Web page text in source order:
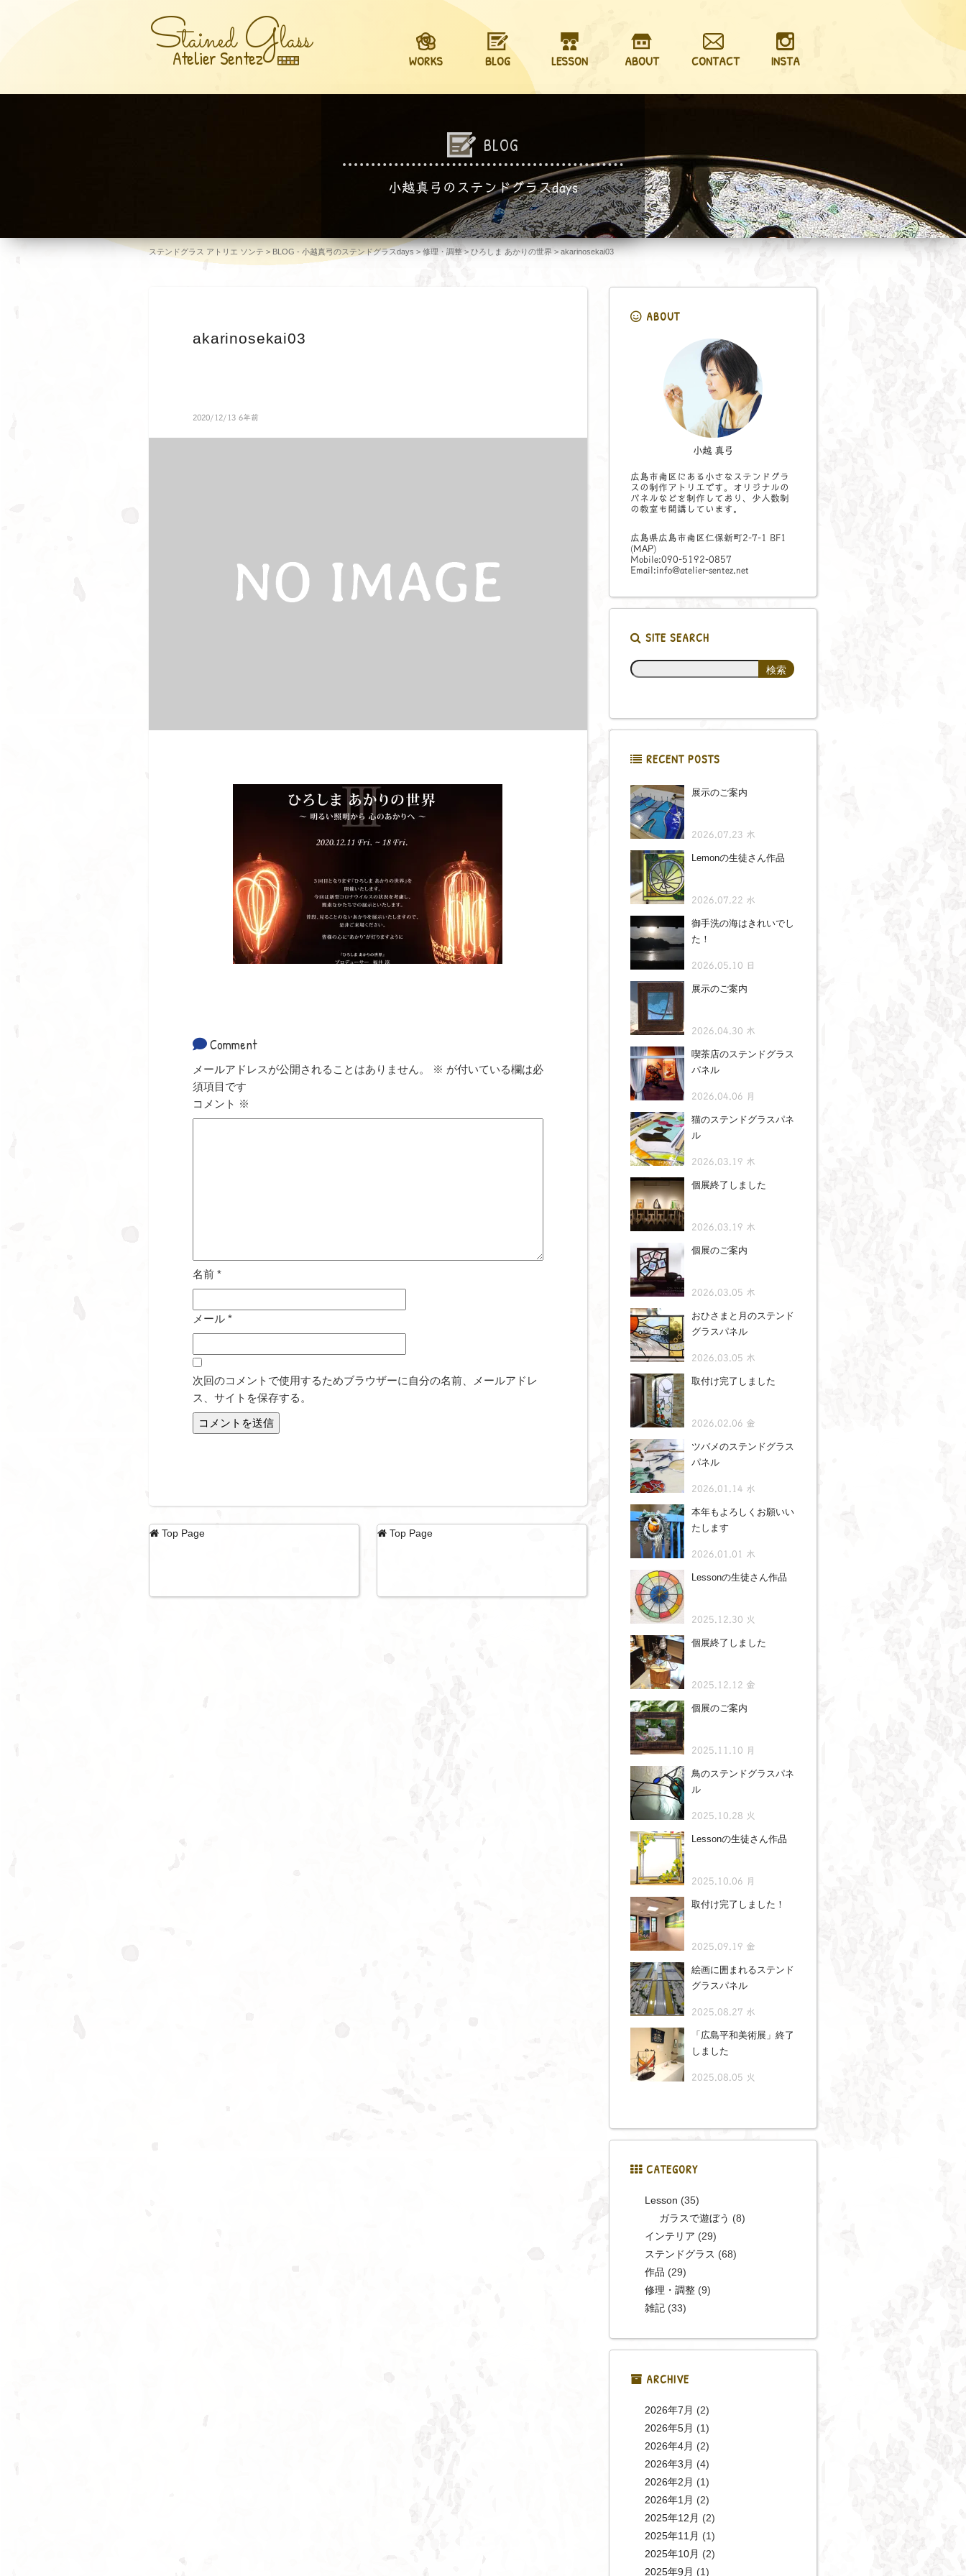
Stained Glass
Atelier Sentez WORKS BLOG LESSON ABOUT CONTACT INSTA
BLOG
小越真弓のステンドグラスdays
ステンドグラス アトリエ ソンテ > BLOG - 小越真弓のステンドグラスdays > 修理・調整> ひろしま あかりの世界>akarinosekai03
akarinosekai03
2020/12/13 6年前
Comment
メールアドレスが公開されることはありません。 ※ が付いている欄は必
須項目です
コメント ※
名前 *
メール *
次回のコメントで使用するためブラウザーに自分の名前、メールアドレ
ス、サイトを保存する。
Top Page Top Page
ABOUT
小越 真弓
広島市南区にある小さなステンドグラ
スの制作アトリエです。オリジナルの
パネルなどを制作しており、少人数制
の教室も開講しています。
広島県広島市南区仁保新町2-7-1 BF1
(MAP)
Mobile:090-5192-0857
Email:info@atelier-sentez.net
SITE SEARCH
RECENT POSTS
展示のご案内
2026.07.23 木
Lemonの生徒さん作品
2026.07.22 水
御手洗の海はきれいでし
た！
2026.05.10 日
展示のご案内
2026.04.30 木
喫茶店のステンドグラス
パネル
2026.04.06 月
猫のステンドグラスパネ
ル
2026.03.19 木
個展終了しました
2026.03.19 木
個展のご案内
2026.03.05 木
おひさまと月のステンド
グラスパネル
2026.03.05 木
取付け完了しました
2026.02.06 金
ツバメのステンドグラス
パネル
2026.01.14 水
本年もよろしくお願いい
たします
2026.01.01 木
Lessonの生徒さん作品
2025.12.30 火
個展終了しました
2025.12.12 金
個展のご案内
2025.11.10 月
鳥のステンドグラスパネ
ル
2025.10.28 火
Lessonの生徒さん作品
2025.10.06 月
取付け完了しました！
2025.09.19 金
絵画に囲まれるステンド
グラスパネル
2025.08.27 水
「広島平和美術展」終了
しました
2025.08.05 火
CATEGORY
Lesson (35)
ガラスで遊ぼう (8)
インテリア (29)
ステンドグラス (68)
作品 (29)
修理・調整(9)
雑記(33)
ARCHIVE
2026年7月 (2)
2026年5月 (1)
2026年4月 (2)
2026年3月 (4)
2026年2月 (1)
2026年1月 (2)
2025年12月 (2)
2025年11月 (1)
2025年10月 (2)
2025年9月 (1)